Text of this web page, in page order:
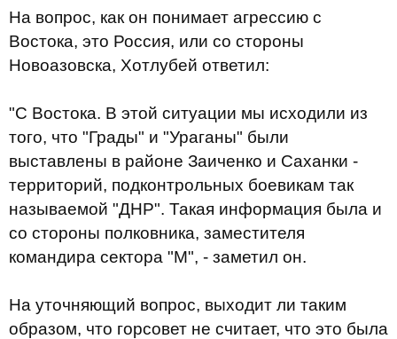
На вопрос, как он понимает агрессию с
Востока, это Россия, или со стороны
Новоазовска, Хотлубей ответил:
"С Востока. В этой ситуации мы исходили из
того, что "Грады" и "Ураганы" были
выставлены в районе Заиченко и Саханки -
территорий, подконтрольных боевикам так
называемой "ДНР". Такая информация была и
со стороны полковника, заместителя
командира сектора "М", - заметил он.
На уточняющий вопрос, выходит ли таким
образом, что горсовет не считает, что это была